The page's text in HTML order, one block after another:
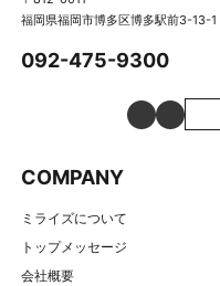
福岡県福岡市博多区博多駅前3-13-1
092-475-9300
COMPANY
ミライズについて
トップメッセージ
会社概要